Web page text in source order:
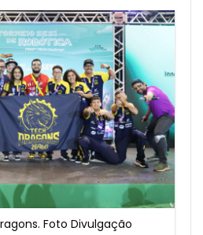
Foto Divulgação